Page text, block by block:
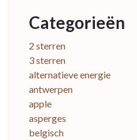
Categorieën
2 sterren
3 sterren
alternatieve energie
antwerpen
apple
asperges
belgisch